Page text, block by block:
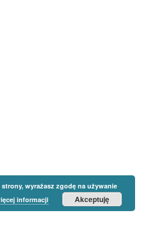
wyrażasz zgodę na używanie
informacji Akceptuję